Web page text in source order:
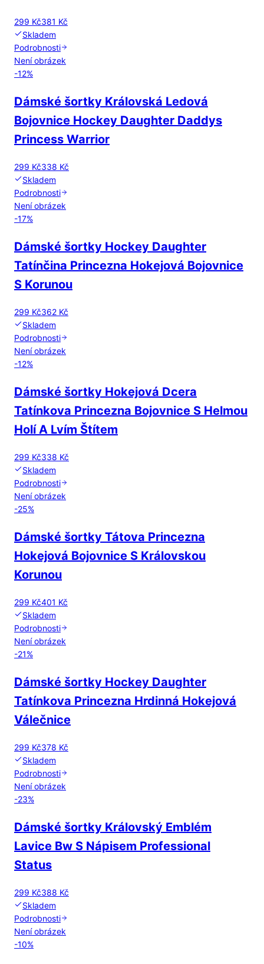
299 Kč381 Kč
Skladem
Podrobnosti
Není obrázek
-12%
Dámské šortky Královská Ledová
Bojovnice Hockey Daughter Daddys
Princess Warrior
299 Kč338 Kč
Skladem
Podrobnosti
Není obrázek
-17%
Dámské šortky Hockey Daughter
Tatínčina Princezna Hokejová Bojovnice
S Korunou
299 Kč362 Kč
Skladem
Podrobnosti
Není obrázek
-12%
Dámské šortky Hokejová Dcera
Tatínkova Princezna Bojovnice S Helmou
Holí A Lvím Štítem
299 Kč338 Kč
Skladem
Podrobnosti
Není obrázek
-25%
Dámské šortky Tátova Princezna
Hokejová Bojovnice S Královskou
Korunou
299 Kč401 Kč
Skladem
Podrobnosti
Není obrázek
-21%
Dámské šortky Hockey Daughter
Tatínkova Princezna Hrdinná Hokejová
Válečnice
299 Kč378 Kč
Skladem
Podrobnosti
Není obrázek
-23%
Dámské šortky Královský Emblém
Lavice Bw S Nápisem Professional
Status
299 Kč388 Kč
Skladem
Podrobnosti
Není obrázek
-10%